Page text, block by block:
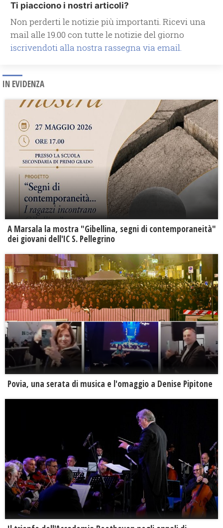
Ti piacciono i nostri articoli?
Non perderti le notizie più importanti. Ricevi una
mail alle 19.00 con tutte le notizie del giorno
iscrivendoti alla nostra rassegna via email.
IN EVIDENZA
A Marsala la mostra "Gibellina, segni di contemporaneità"
dei giovani dell'IC S. Pellegrino
Povia, una serata di musica e l'omaggio a Denise Pipitone